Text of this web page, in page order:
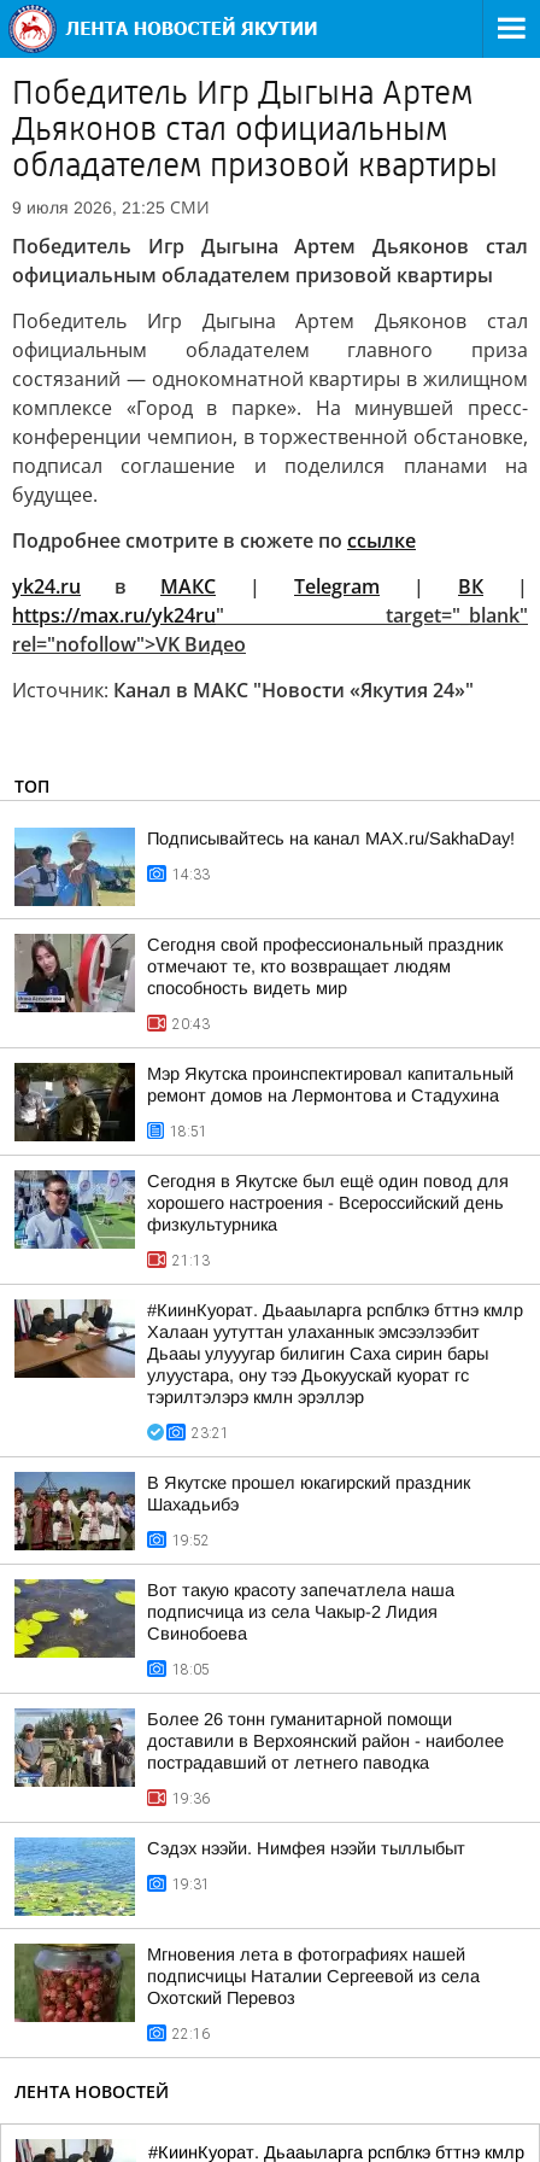
Победитель Игр Дыгына Артем
Дьяконов стал официальным
обладателем призовой квартиры
9 июля 2026, 21:25 СМИ
Победитель Игр Дыгына Артем Дьяконов стал
официальным обладателем призовой квартиры
Победитель Игр Дыгына Артем Дьяконов стал
официальным обладателем главного приза
состязаний — однокомнатной квартиры в жилищном
комплексе «Город в парке». На минувшей пресс-
конференции чемпион, в торжественной обстановке,
подписал соглашение и поделился планами на
будущее.
Подробнее смотрите в сюжете по ссылке
yk24.ru
в MAКС | Telegram | ВК
|
https://max.ru/yk24ru" target="_blank"
rel="nofollow">VK Видео
Источник: Канал в МАКС "Новости «Якутия 24»"
ТОП
Подписывайтесь на канал MAX.ru/SakhaDay!
14:33
Сегодня свой профессиональный праздник
отмечают те, кто возвращает людям
способность видеть мир
20:43
Мэр Якутска проинспектировал капитальный
ремонт домов на Лермонтова и Стадухина
18:51
Сегодня в Якутске был ещё один повод для
хорошего настроения - Всероссийский день
физкультурника
21:13
#КиинКуорат. Дьааыларга рспблкэ бттнэ кмлр
Халаан уутуттан улаханнык эмсээлээбит
Дьааы улууугар билигин Саха сирин бары
улуустара, ону тээ Дьокуускай куорат гс
тэрилтэлэрэ кмлн эрэллэр
23:21
В Якутске прошел юкагирский праздник
Шахадьибэ
19:52
Вот такую красоту запечатлела наша
подписчица из села Чакыр-2 Лидия
Свинобоева
18:05
Более 26 тонн гуманитарной помощи
доставили в Верхоянский район - наиболее
пострадавший от летнего паводка
19:36
Сэдэх нээйи. Нимфея нээйи тыллыбыт
19:31
Мгновения лета в фотографиях нашей
подписчицы Наталии Сергеевой из села
Охотский Перевоз
22:16
ЛЕНТА НОВОСТЕЙ
#КиинКуорат. Дьааыларга рспблкэ бттнэ кмлр